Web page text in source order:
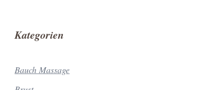
Kategorien
Bauch Massage